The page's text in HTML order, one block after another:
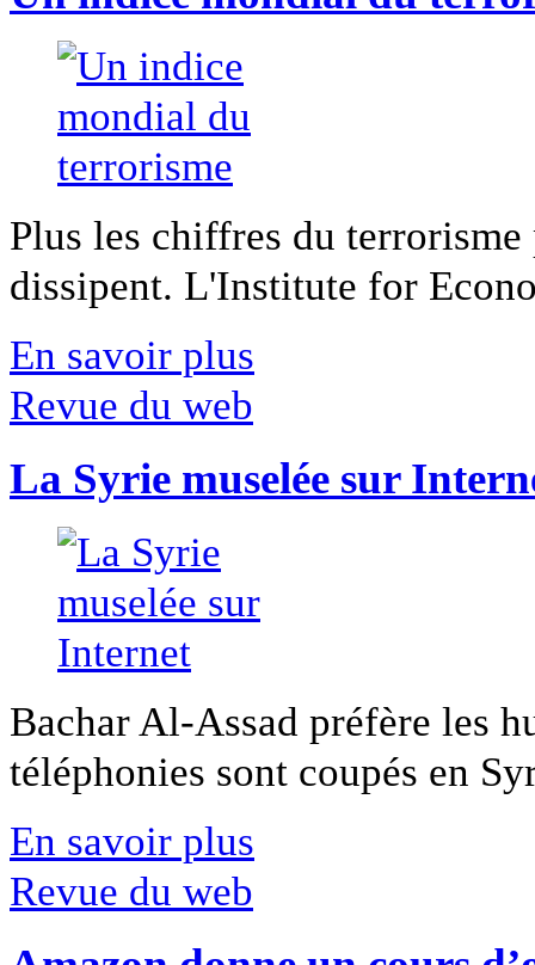
Plus les chiffres du
dissipent. L'Institute for
En savoir plus
Revue du web
La Syrie muselée sur
Bachar Al-Assad préfère les
téléphonies sont coupés en
En savoir plus
Revue du web